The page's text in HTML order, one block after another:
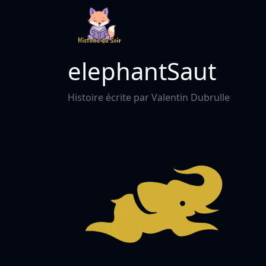
elephantSaut
Histoire écrite par Valentin Dubrulle